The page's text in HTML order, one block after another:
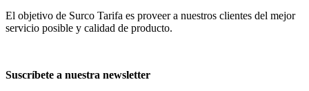
El objetivo de Surco Tarifa es proveer a nuestros clientes del mejor
servicio posible y calidad de producto.
Suscríbete a nuestra newsletter